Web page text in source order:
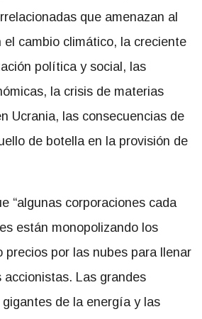
que amenazan al
el cambio climático, la creciente
política y social, las
la crisis de materias
Ucrania, las consecuencias de
de botella en la provisión de
“algunas corporaciones cada
están monopolizando los
precios por las nubes para llenar
accionistas. Las grandes
de la energía y las